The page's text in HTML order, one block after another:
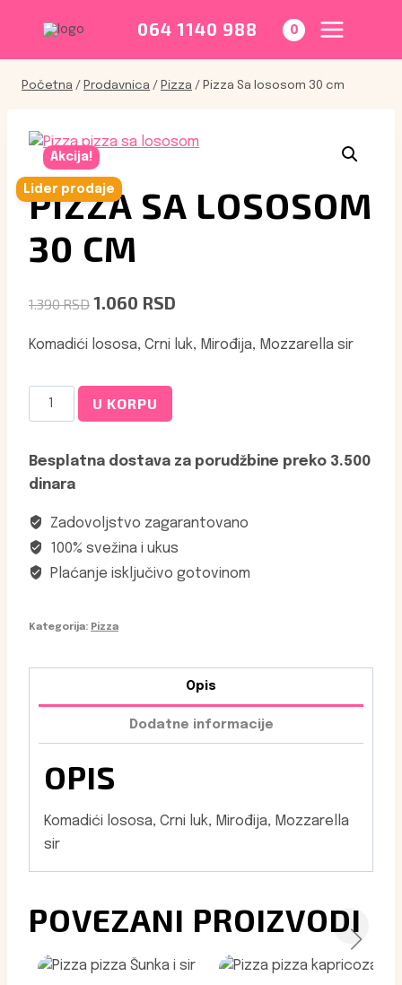
content
064 1140 988 0
Početna / Prodavnica / Pizza / Pizza Sa lososom 30 cm
Akcija!
Lider prodaje
PIZZA SA LOSOSOM
30 CM
1.390RSD ORIGINALNA
JE
1.390 RSD.
1.060 RSD
JE:
Komadići lososa, Crni luk, Mirođija, Mozzarella sir
Pizza
Sa
30
cm
količina
U KORPU
Besplatna dostava za porudžbine preko 3.500
dinara
Zadovoljstvo zagarantovano
100% svežina i ukus
Plaćanje isključivo gotovinom
Kategorija: Pizza
Opis
Dodatne informacije
OPIS
Komadići lososa, Crni luk, Mirođija, Mozzarella
sir
POVEZANI PROIZVODI